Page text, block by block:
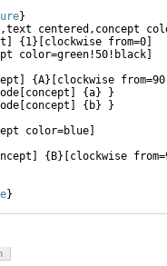
}
centered,concept
{ 1} clockwise from=0
color=green!50!black
{A} clockwise from=90
concept {a}
}
concept { b}
}
color=blue
{ B}
clockwise
}